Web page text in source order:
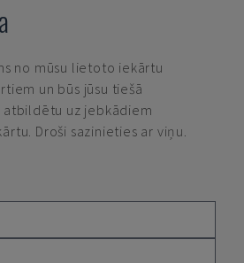
no mūsu lietoto iekārtu
un būs jūsu tiešā
uz jebkādiem
Droši sazinieties ar viņu.